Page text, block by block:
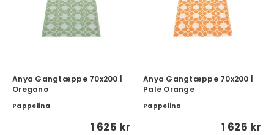
Anya Gangtæppe 70x200 |
Oregano
Pappelina
1 625 kr
Anya Gangtæppe 70x200 |
Pale Orange
Pappelina
1 625 kr